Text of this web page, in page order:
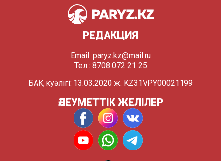
РЕДАКЦИЯ
Email: paryz.kz@mail.ru
Тел.: 8708 072 21 25
БАҚ куәлігі: 13.03.2020 ж. KZ31VPY00021199
ӘЛЕУМЕТТІК ЖЕЛІЛЕР